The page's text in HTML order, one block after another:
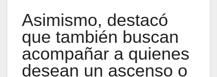
Asimismo, destacó
que también buscan
acompañar a quienes
desean un ascenso o